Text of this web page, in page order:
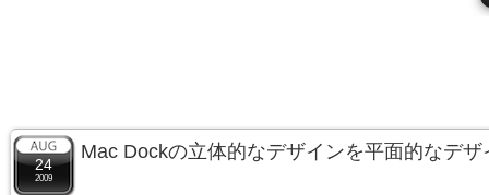
24
2009
Mac Dockの立体的なデザインを平面的なデ